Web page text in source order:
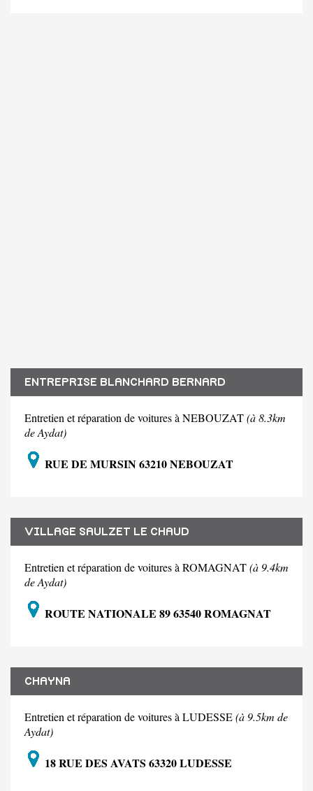
ENTREPRISE BLANCHARD BERNARD
Entretien et réparation de voitures à NEBOUZAT(à 8.3km
de Aydat)
RUE DE MURSIN 63210 NEBOUZAT
VILLAGE SAULZET LE CHAUD
Entretien et réparation de voitures à ROMAGNAT(à 9.4km
de Aydat)
ROUTE NATIONALE 89 63540 ROMAGNAT
CHAYNA
Entretien et réparation de voitures à LUDESSE(à 9.5km de
Aydat)
18 RUE DES AVATS 63320 LUDESSE